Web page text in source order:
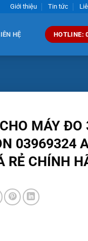
Giới thiệu Tin tức
HỆ HOTLINE:
MÁY ĐO
03969324
RẺ CHÍNH